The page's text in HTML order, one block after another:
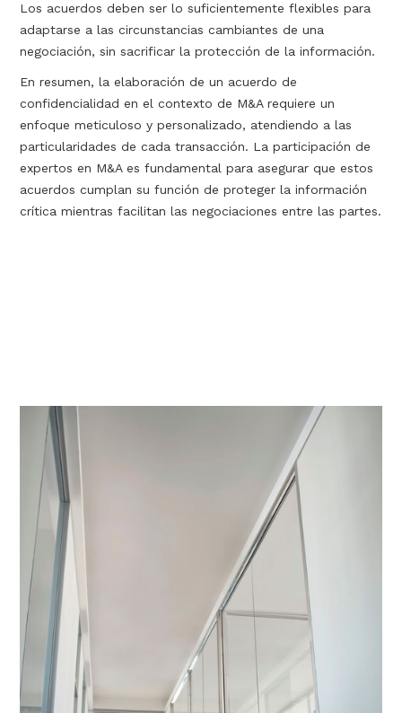
Los acuerdos deben ser lo suficientemente flexibles para
adaptarse a las circunstancias cambiantes de una
negociación, sin sacrificar la protección de la información.
En resumen, la elaboración de un acuerdo de
confidencialidad en el contexto de M&A requiere un
enfoque meticuloso y personalizado, atendiendo a las
particularidades de cada transacción. La participación de
expertos en M&A es fundamental para asegurar que estos
acuerdos cumplan su función de proteger la información
crítica mientras facilitan las negociaciones entre las partes.